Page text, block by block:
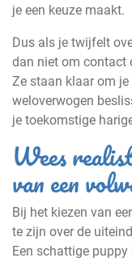
je een keuze maakt.
Dus als je twijfelt
dan niet om contact
Ze staan klaar om
weloverwogen
je toekomstige
Wees
van een
Bij het kiezen van
te zijn over de
Een schattige